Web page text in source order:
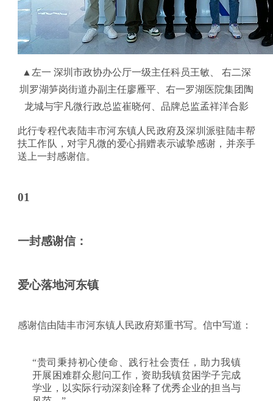
▲左一 深圳市政协办公厅一级主任科员王敏、 右二深
圳罗湖笋岗街道办副主任廖雁平、右一罗湖医院集团陶
龙城与宇凡微行政总监崔晓何、品牌总监孟祥洋合影
此行专程代表陆丰市河东镇人民政府及深圳派驻陆丰帮
扶工作队，对宇凡微的爱心捐赠表示诚挚感谢，并亲手
送上一封感谢信。
01
一封感谢信：
爱心落地河东镇
感谢信由陆丰市河东镇人民政府郑重书写。信中写道：
“贵司秉持初心使命、践行社会责任，助力我镇
开展困难群众慰问工作，资助我镇贫困学子完成
学业，以实际行动深刻诠释了优秀企业的担当与